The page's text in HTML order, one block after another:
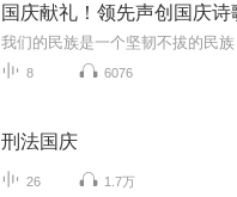
国庆献礼！领先声创国庆诗
8 6076
刑法国庆
26 1.7万